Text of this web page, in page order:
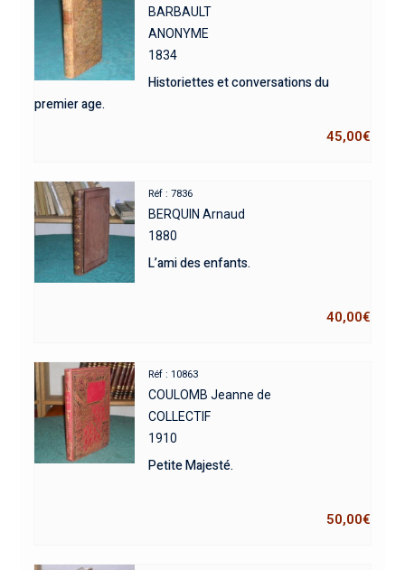
BARBAULT
ANONYME
1834
Historiettes et conversations du
premier age.
45,00€
Réf : 7836
BERQUIN Arnaud
1880
L’ami des enfants.
40,00€
Réf : 10863
COULOMB Jeanne de
COLLECTIF
1910
Petite Majesté.
50,00€